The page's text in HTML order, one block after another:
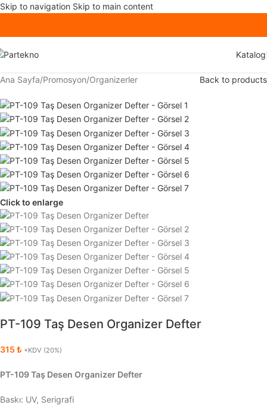
Skip to navigation Skip to main content
Katalog
Ana Sayfa/Promosyon/Organizerler Back to products
Click to enlarge
PT-109 Taş Desen Organizer Defter
315 ₺ +KDV (20%)
PT-109 Taş Desen Organizer Defter
Baskı: UV, Serigrafi